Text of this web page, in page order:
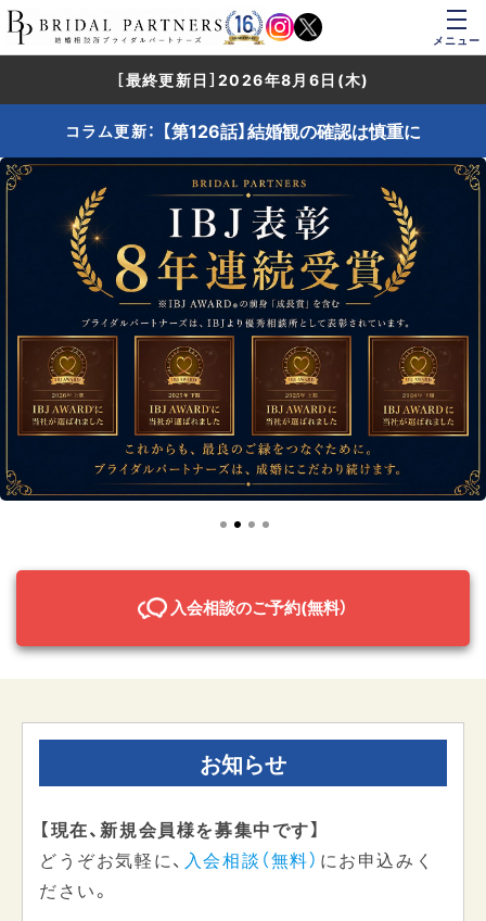
メニュー
［最終更新日］2026年8月6日(木)
コラム更新： 【第126話】結婚観の確認は慎重に
1 2 3 4
入会相談のご予約(無料）
お知らせ
【現在、新規会員様を募集中です】
どうぞお気軽に、 入会相談（無料） にお申込みく
ださい。